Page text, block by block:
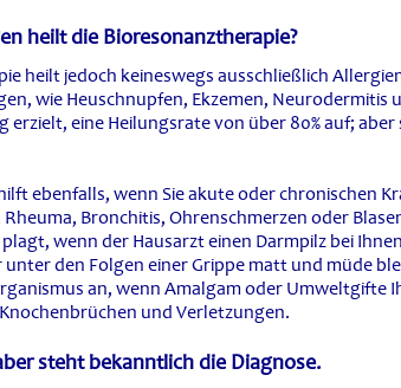
heilt die Bioresonanztherapie?
heilt jedoch keineswegs ausschließlich
wie Heuschnupfen, Ekzemen, Neurodermitis
erzielt, eine Heilungsrate von über 80% auf;
ebenfalls, wenn Sie akute oder chronischen
Bronchitis, Ohrenschmerzen oder
wenn der Hausarzt einen Darmpilz bei
den Folgen einer Grippe matt und müde
an, wenn Amalgam oder Umweltgifte
und Verletzungen.
steht bekanntlich die Diagnose.